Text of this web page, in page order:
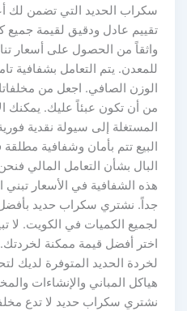
سكراب الحديد التي تضمن لك
تقييم عادل ودقيق لقيمة جميع
واثقاً من الحصول على أسعار
للمعدن. يتم التعامل بشفافية
الوزن الصافي. اجعل من
من أن تكون عبئاً عليك. يمكنك
المستغلة إلى سيولة نقدية
البيع تتم بأمان وشفافية
البال بشأن التعامل المالي
هذه الشفافية في الأسعار
جداً. نشتري سكراب حديد بأفضل
لجميع الكميات في الكويت. لا
اختر أفضل قيمة ممكنة لخردتك.
لخردة الحديد المتوفرة لديك
هياكل المباني والإنشاءات
نشتري سكراب حديد لا تدع